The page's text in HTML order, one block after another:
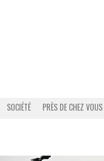
SOCIÉTÉ PRÈS DE CHEZ VOUS